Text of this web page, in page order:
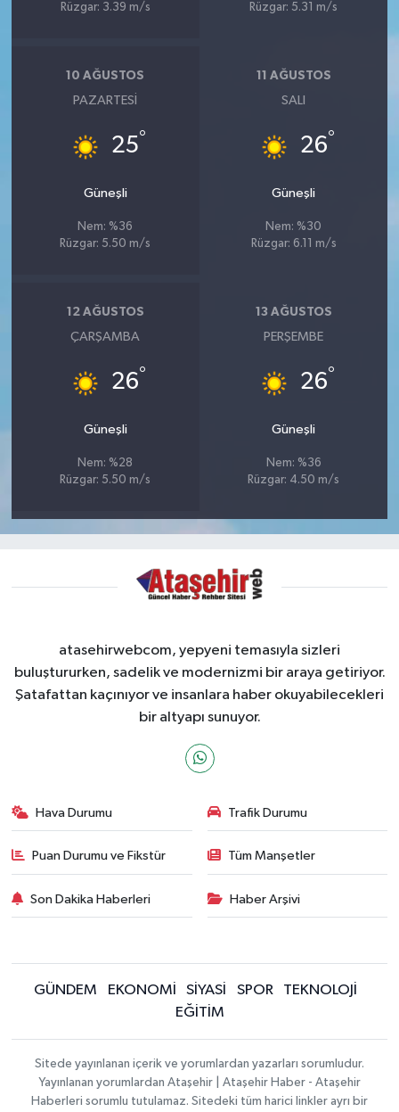
Rüzgar: 3.39 m/s
Rüzgar: 5.31 m/s
10 AĞUSTOS
PAZARTESI
25°
Güneşli
Nem: %36
Rüzgar: 5.50 m/s
11 AĞUSTOS
SALI
26°
Güneşli
Nem: %30
Rüzgar: 6.11 m/s
12 AĞUSTOS
ÇARŞAMBA
26°
Güneşli
Nem: %28
Rüzgar: 5.50 m/s
13 AĞUSTOS
PERŞEMBE
26°
Güneşli
Nem: %36
Rüzgar: 4.50 m/s
atasehirwebcom, yepyeni temasıyla sizleri
buluştururken, sadelik ve modernizmi bir araya getiriyor.
Şatafattan kaçınıyor ve insanlara haber okuyabilecekleri
bir altyapı sunuyor.
Hava Durumu Trafik Durumu
Puan Durumu ve Fikstür Tüm Manşetler
Son Dakika Haberleri Haber Arşivi
GÜNDEM EKONOMİ SİYASİ SPOR
TEKNOLOJİ
EĞİTİM
Sitede yayınlanan içerik ve yorumlardan yazarları sorumludur.
Yayınlanan yorumlardan Ataşehir | Ataşehir Haber - Ataşehir
Haberleri sorumlu tutulamaz. Sitedeki tüm harici linkler ayrı bir